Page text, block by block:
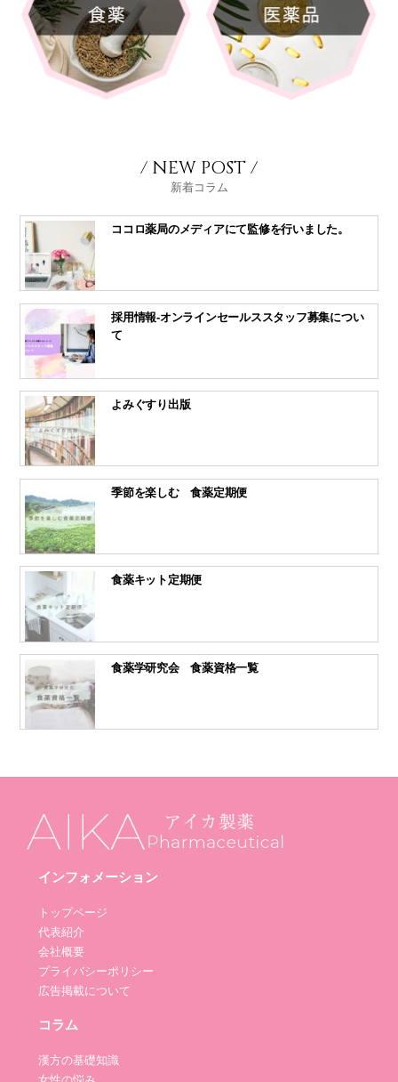
/ NEW POST /
新着コラム
ココロ薬局のメディアにて監修を行いました。
採用情報-オンラインセールススタッフ募集につい
て
よみぐすり出版
季節を楽しむ 食薬定期便
食薬キット定期便
食薬学研究会 食薬資格一覧
インフォメーション
トップページ
代表紹介
会社概要
プライバシーポリシー
広告掲載について
コラム
漢方の基礎知識